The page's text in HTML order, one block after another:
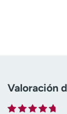
Valoración